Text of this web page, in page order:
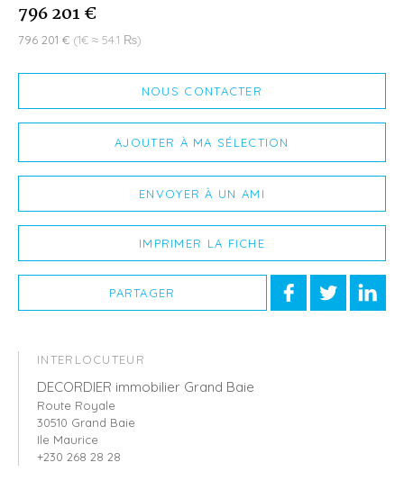
796 201 €
796 201 € (1€ ≈ 54.1 ₨)
NOUS CONTACTER
AJOUTER À MA SÉLECTION
ENVOYER À UN AMI
IMPRIMER LA FICHE
PARTAGER
INTERLOCUTEUR
DECORDIER immobilier Grand Baie
Route Royale
30510 Grand Baie
Ile Maurice
+230 268 28 28